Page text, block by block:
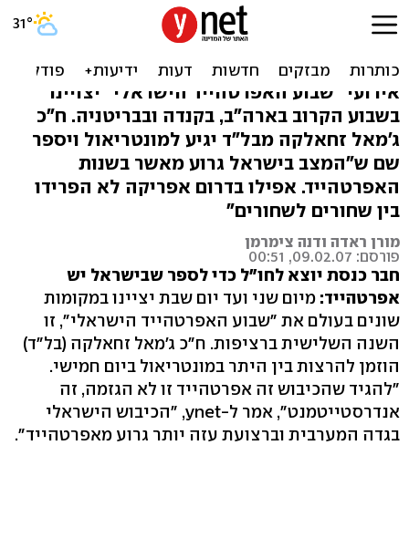
זחאלקה יסביר לקנדים
שבישראל יש אפרטהייד
אירועי "שבוע האפרטהייד הישראלי" יצויינו
בשבוע הקרוב בארה"ב, בקנדה ובבריטניה. ח"כ
ג'מאל זחאלקה מבל"ד יגיע למונטריאול ויספר
שם ש"המצב בישראל גרוע מאשר בשנות
האפרטהייד. אפילו בדרום אפריקה לא הפרידו
בין שחורים לשחורים"
מורן ראדה ודנה צימרמן
פורסם: 09.02.07, 00:51
חבר כנסת יוצא לחו"ל כדי לספר שבישראל יש
אפרטהייד: מיום שני ועד יום שבת יציינו במקומות
שונים בעולם את "שבוע האפרטהייד הישראלי", זו
השנה השלישית ברציפות. ח"כ ג'מאל זחאלקה (בל"ד)
הוזמן להרצות בין היתר במונטריאול ביום חמישי.
"להגיד שהכיבוש זה אפרטהייד זו לא הגזמה, זה
אנדרסטייטמנט", אמר ל-ynet, "הכיבוש הישראלי
בגדה המערבית וברצועת עזה יותר גרוע מאפרטהייד".